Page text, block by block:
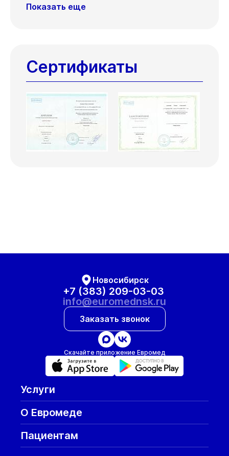
Показать еще
Сертификаты
Новосибирск
+7 (383) 209-03-03
info@euromednsk.ru
Заказать звонок
Скачайте приложение Евромед
Услуги
О Евромеде
Пациентам